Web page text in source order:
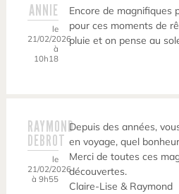
ANNIE
le
21/02/2026
à
10h18
Encore de magnifiques
pour ces moments de
pluie et on pense au
RAYMOND
DEBROT
le
21/02/2026
à 9h55
Depuis des années,
en voyage, quel
Merci de toutes ces
découvertes.
Claire-Lise & Raymond